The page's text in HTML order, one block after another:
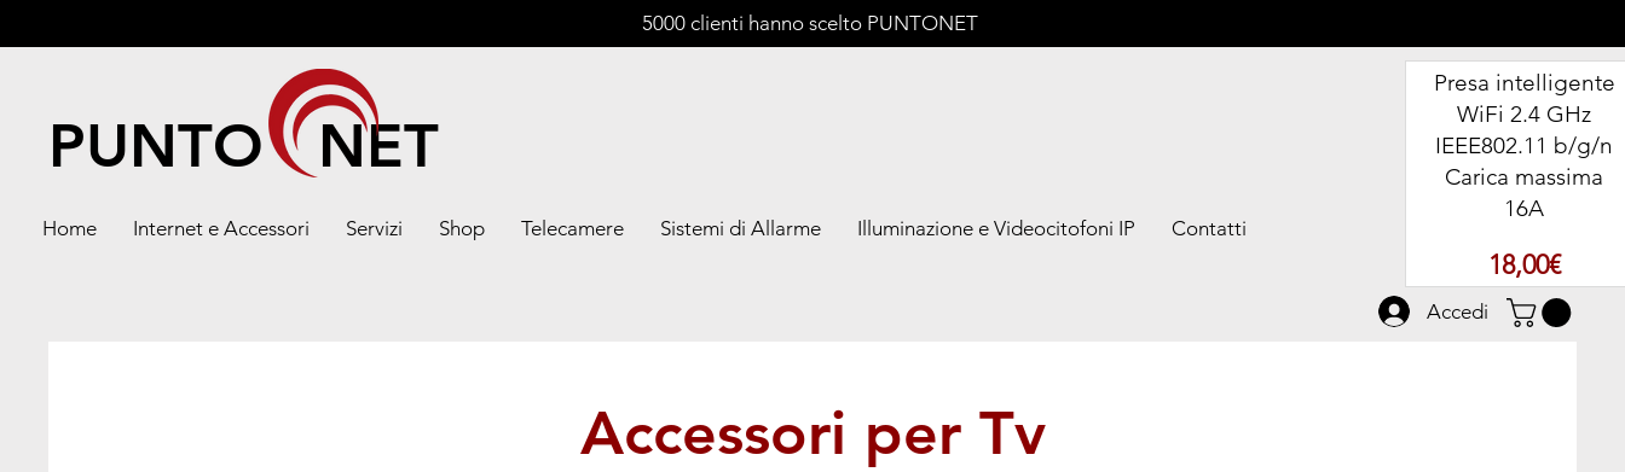
5000 clienti hanno scelto PUNTONET
Presa intelligente
WiFi 2.4 GHz
IEEE802.11 b/g/n
Carica massima
16A
18,00€
Home Internet e Accessori Servizi Shop Telecamere Sistemi di Allarme Illuminazione e Videocitofoni IP Contatti
PUNTO NET
Accedi
Accessori per Tv